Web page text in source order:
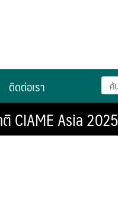
ติดต่อเรา
CIAME Asia 2025